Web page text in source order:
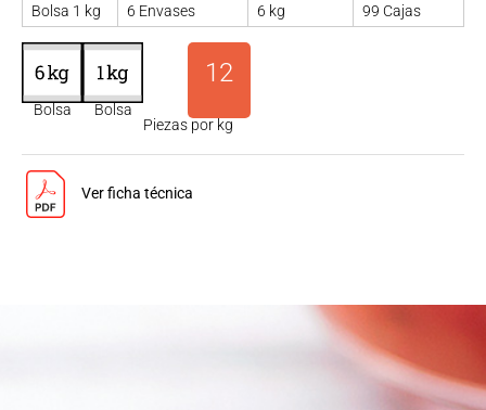
Bolsa 1 kg
6 Envases 6 kg 99 Cajas
Bolsa Bolsa
12
Piezas por kg
Ver ficha técnica